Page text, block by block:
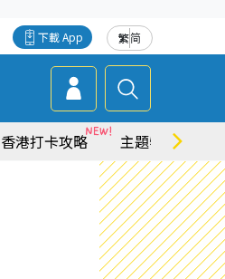
繁简
下載 App
香港打卡攻略 主題特集